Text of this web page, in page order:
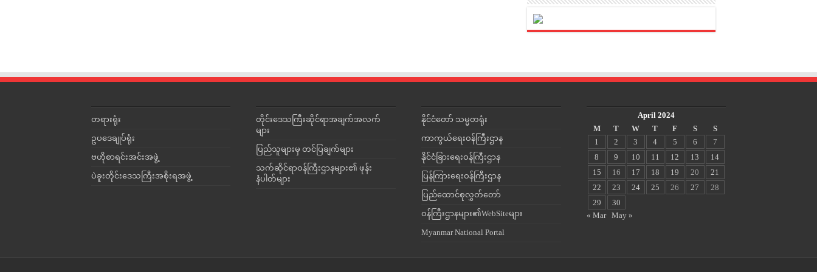
တရားရုံး
ဥပဒေချုပ်ရုံး
ဗဟိုစာရင်းအင်းအဖွဲ့
ပဲခူးတိုင်းဒေသကြီးအစိုးရအဖွဲ့
တိုင်းဒေသကြီးဆိုင်ရာအချက်အလက်
များ
ပြည်သူများမှ တင်ပြချက်များ
သက်ဆိုင်ရာဝန်ကြီးဌာနများ၏ ဖုန်း
နံပါတ်များ
နိုင်ငံတော် သမ္မတရုံး
ကာကွယ်ရေးဝန်ကြီးဌာန
နိုင်ငံခြားရေးဝန်ကြီးဌာန
ပြန်ကြားရေးဝန်ကြီးဌာန
ပြည်ထောင်စုလွှတ်တော်
ဝန်ကြီးဌာနများ၏WebSiteများ
Myanmar National Portal
April 2024
M
T W T F S
S
1
2 3 4 5 6
7
8
9 10 11 12 13
14
15
16 17 18 19 20
21
22
23 24 25 26 27
28
29
30
« Mar
May »